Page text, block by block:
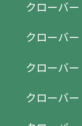
クローバ
クローバ
クローバ
クローバ